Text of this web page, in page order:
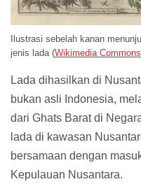
Ilustrasi sebelah kanan
jenis lada (Wikimedia
Lada dihasilkan di
bukan asli Indonesia,
dari Ghats Barat di
lada di kawasan
bersamaan dengan
Kepulauan Nusantara.